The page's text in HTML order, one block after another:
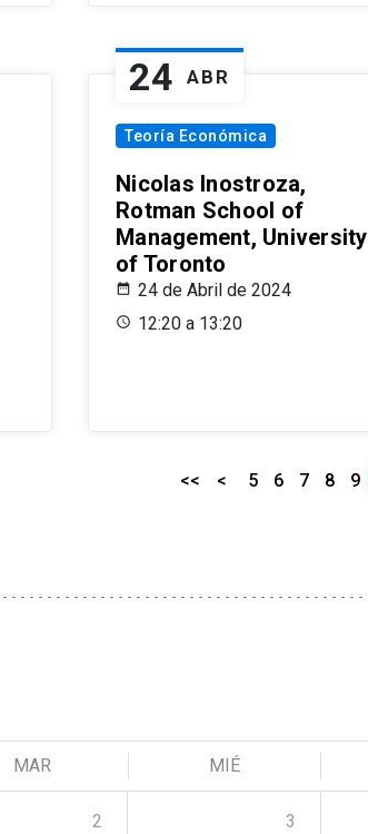
24 ABR
Teoría Económica
Nicolas Inostroza,
Rotman School of
Management, University
of Toronto
24 de Abril de 2024
12:20 a 13:20
<< < 5 6 7 8 9
MAR MIÉ
2 3